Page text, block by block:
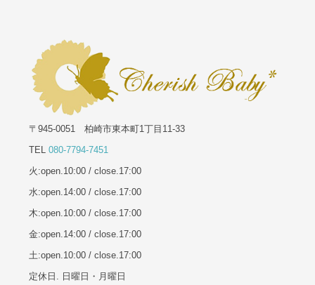
〒945-0051 柏崎市東本町1丁目11-33
TEL 080-7794-7451
火:open.10:00 / close.17:00
水:open.14:00 / close.17:00
木:open.10:00 / close.17:00
金:open.14:00 / close.17:00
土:open.10:00 / close.17:00
定休日. 日曜日・月曜日